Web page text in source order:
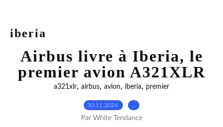
iberia
Airbus livre à Iberia, le
premier avion A321XLR
a321xlr, airbus, avion, iberia, premier
30.11.2024
Par White Tendance